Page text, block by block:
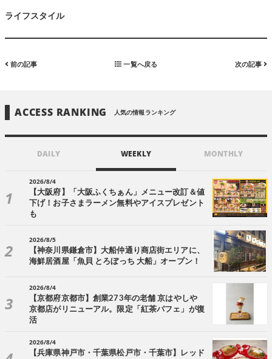
ライフスタイル
前の記事 一覧へ戻る 次の記事
ACCESS RANKING 人気の情報ランキング
DAILY WEEKLY MONTHLY
2026/8/4
【大阪府】「大阪ふくちぁん」メニュー改訂＆値
下げ！お子さまラーメン無料やアイスプレゼント
も
2026/8/5
【神奈川県鎌倉市】大船仲通り商店街エリアに、
海鮮居酒屋「魚貝 とろぼっち 大船」オープン！
2026/8/4
【京都府京都市】創業273年の老舗 京はやしや
京都店がリニューアル。限定「紅茶パフェ」が復
活
2026/8/4
【兵庫県神戸市・千葉県松戸市・千葉市】レッド